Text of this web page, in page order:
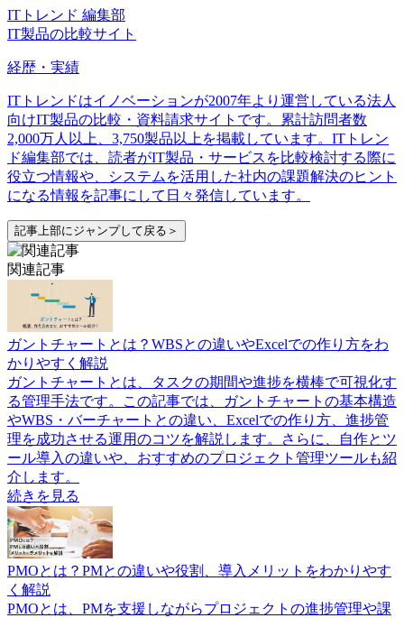
ITトレンド 編集部
IT製品の比較サイト
経歴・実績
ITトレンドはイノベーションが2007年より運営している法人
向けIT製品の比較・資料請求サイトです。累計訪問者数
2,000万人以上、3,750製品以上を掲載しています。ITトレン
ド編集部では、読者がIT製品・サービスを比較検討する際に
役立つ情報や、システムを活用した社内の課題解決のヒント
になる情報を記事にして日々発信しています。
記事上部にジャンプして戻る＞
関連記事
ガントチャートとは？WBSとの違いやExcelでの作り方をわ
かりやすく解説
ガントチャートとは、タスクの期間や進捗を横棒で可視化す
る管理手法です。この記事では、ガントチャートの基本構造
やWBS・バーチャートとの違い、Excelでの作り方、進捗管
理を成功させる運用のコツを解説します。さらに、自作とツ
ール導入の違いや、おすすめのプロジェクト管理ツールも紹
介します。
続きを見る
PMOとは？PMとの違いや役割、導入メリットをわかりやす
く解説
PMOとは、PMを支援しながらプロジェクトの進捗管理や課